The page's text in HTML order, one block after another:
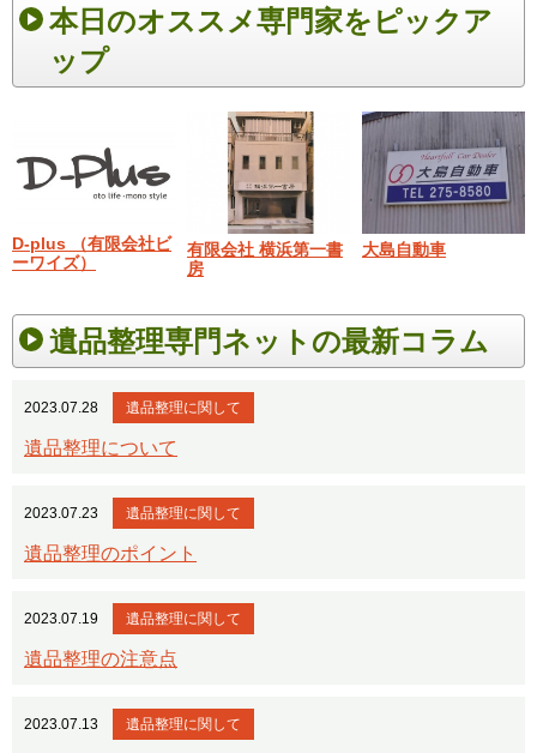
本日のオススメ専門家をピックア
ップ
D-plus （有限会社ビ
ーワイズ）
有限会社 横浜第一書
房
大島自動車
遺品整理専門ネットの最新コラム
2023.07.28 遺品整理に関して
遺品整理について
2023.07.23 遺品整理に関して
遺品整理のポイント
2023.07.19 遺品整理に関して
遺品整理の注意点
2023.07.13 遺品整理に関して